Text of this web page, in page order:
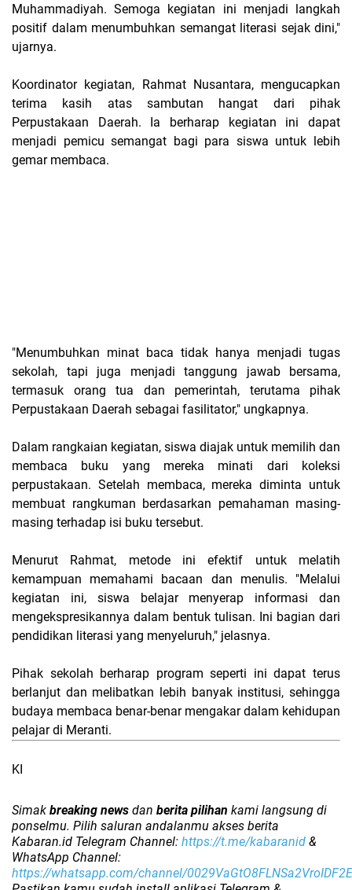
Muhammadiyah. Semoga kegiatan ini menjadi langkah
positif dalam menumbuhkan semangat literasi sejak dini,"
ujarnya.
Koordinator kegiatan, Rahmat Nusantara, mengucapkan
terima kasih atas sambutan hangat dari pihak
Perpustakaan Daerah. Ia berharap kegiatan ini dapat
menjadi pemicu semangat bagi para siswa untuk lebih
gemar membaca.
"Menumbuhkan minat baca tidak hanya menjadi tugas
sekolah, tapi juga menjadi tanggung jawab bersama,
termasuk orang tua dan pemerintah, terutama pihak
Perpustakaan Daerah sebagai fasilitator," ungkapnya.
Dalam rangkaian kegiatan, siswa diajak untuk memilih dan
membaca buku yang mereka minati dari koleksi
perpustakaan. Setelah membaca, mereka diminta untuk
membuat rangkuman berdasarkan pemahaman masing-
masing terhadap isi buku tersebut.
Menurut Rahmat, metode ini efektif untuk melatih
kemampuan memahami bacaan dan menulis. "Melalui
kegiatan ini, siswa belajar menyerap informasi dan
mengekspresikannya dalam bentuk tulisan. Ini bagian dari
pendidikan literasi yang menyeluruh," jelasnya.
Pihak sekolah berharap program seperti ini dapat terus
berlanjut dan melibatkan lebih banyak institusi, sehingga
budaya membaca benar-benar mengakar dalam kehidupan
pelajar di Meranti.
KI
Simak breaking news dan berita pilihan kami langsung di
ponselmu. Pilih saluran andalanmu akses berita
Kabaran.id Telegram Channel: https://t.me/kabaranid &
WhatsApp Channel:
https://whatsapp.com/channel/0029VaGtO8FLNSa2VroIDF2E